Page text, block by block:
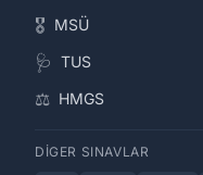
🎖️ MSÜ
🩺 TUS
⚖️ HMGS
DIGER SINAVLAR